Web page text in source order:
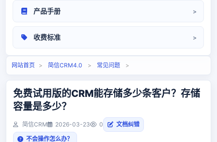
产品手册
收费标准
相关问题 定价标准
网站首页 > 简信CRM4.0 > 常见问题 >
免费试用版的CRM能存储多少条客户？存储
容量是多少？
简信CRM 2026-03-23 0
文档纠错
不会操作怎么办？